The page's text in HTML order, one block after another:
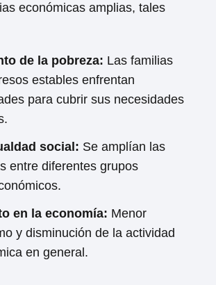
económicas amplias, tales
de la pobreza: Las familias
estables enfrentan
para cubrir sus necesidades
social: Se amplían las
entre diferentes grupos
en la economía: Menor
y disminución de la actividad
en general.